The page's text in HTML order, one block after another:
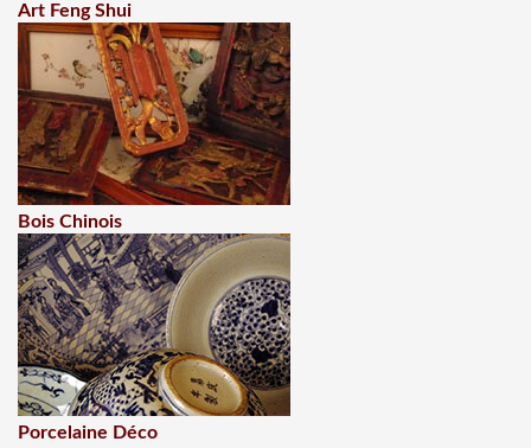
Art Feng Shui
Bois Chinois
Porcelaine Déco